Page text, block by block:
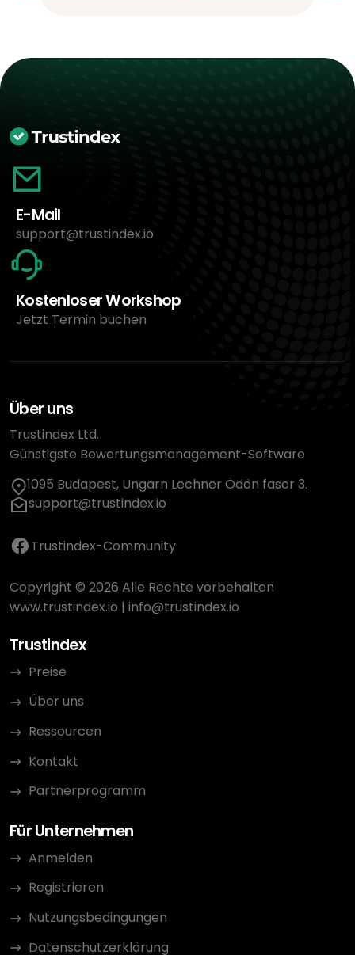
E-Mail
support@trustindex.io
Kostenloser Workshop
Jetzt Termin buchen
Über uns
Trustindex Ltd.
Günstigste Bewertungsmanagement-Software
1095 Budapest, Ungarn Lechner Ödön fasor 3.
support@trustindex.io
Trustindex-Community
Copyright © 2026 Alle Rechte vorbehalten
www.trustindex.io | info@trustindex.io
Trustindex
Preise
Über uns
Ressourcen
Kontakt
Partnerprogramm
Für Unternehmen
Anmelden
Registrieren
Nutzungsbedingungen
Datenschutzerklärung